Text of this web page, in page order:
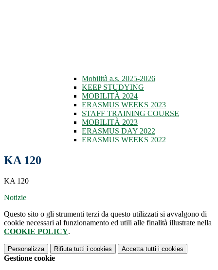
Mobilità a.s. 2025-2026
KEEP STUDYING
MOBILITÀ 2024
ERASMUS WEEKS 2023
STAFF TRAINING COURSE
MOBILITÀ 2023
ERASMUS DAY 2022
ERASMUS WEEKS 2022
KA 120
KA 120
Notizie
Questo sito o gli strumenti terzi da questo utilizzati si avvalgono di
cookie necessari al funzionamento ed utili alle finalità illustrate nella
COOKIE POLICY.
Personalizza Rifiuta tutti i cookies Accetta tutti i cookies
Gestione cookie